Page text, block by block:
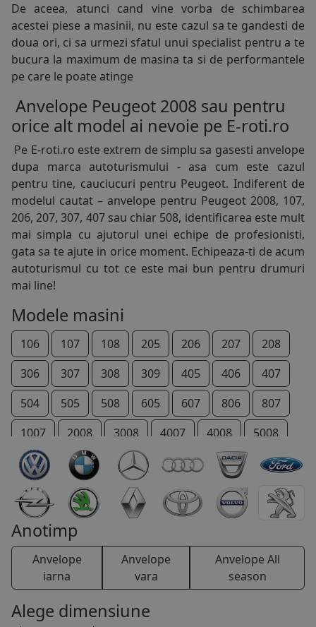
De aceea, atunci cand vine vorba de schimbarea
acestei piese a masinii, nu este cazul sa te gandesti de
doua ori, ci sa urmezi sfatul unui specialist pentru a te
bucura la maximum de masina ta si de performantele
pe care le poate atinge
Anvelope Peugeot 2008 sau pentru
orice alt model ai nevoie pe E-roti.ro
Pe E-roti.ro este extrem de simplu sa gasesti anvelope
dupa marca autoturismului - asa cum este cazul
pentru tine, cauciucuri pentru Peugeot. Indiferent de
modelul cautat – anvelope pentru Peugeot 2008, 107,
206, 207, 307, 407 sau chiar 508, identificarea este mult
mai simpla cu ajutorul unei echipe de profesionisti,
gata sa te ajute in orice moment. Echipeaza-ti de acum
autoturismul cu tot ce este mai bun pentru drumuri
mai line!
Modele masini
106 107 108 205 206 207
208
306
307 308 309 405 406
407
504
505 508 605 607 806
807
1007
2008 3008 4007 4008
5008
206 +
207 + Bipper Boxer
Expert
IOn
P 4 Partner RCZ
Rifter
TRAVELLER
Anotimp
Anvelope
iarna
Anvelope
vara
Anvelope All
season
Alege dimensiune
145/70R13
145/80R13
155/70R13
165/65R13
165/70R13
175/70R13